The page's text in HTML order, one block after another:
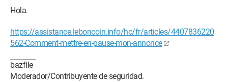
Hola.
https://assistance.leboncoin.info/hc/fr/articles/4407836220
562-Comment-mettre-en-pause-mon-annonce
bazfile
Moderador/Contribuyente de seguridad.